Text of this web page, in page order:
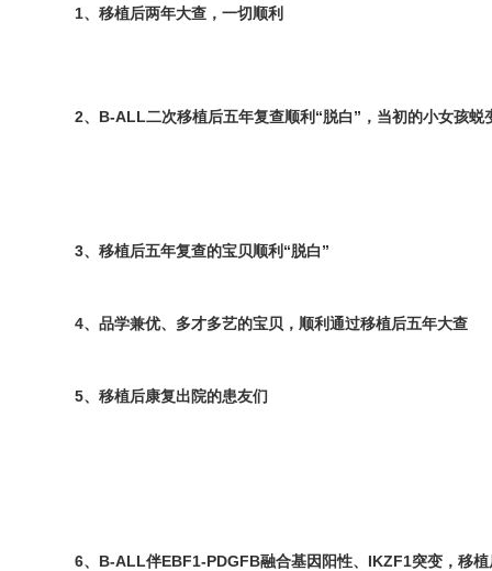
1、移植后两年大查，一切顺利
2、B-ALL二次移植后五年复查顺利“脱白”，当初的小女孩蜕
3、移植后五年复查的宝贝顺利“脱白”
4、品学兼优、多才多艺的宝贝，顺利通过移植后五年大查
5、移植后康复出院的患友们
6、B-ALL伴EBF1-PDGFB融合基因阳性、IKZF1突变，移